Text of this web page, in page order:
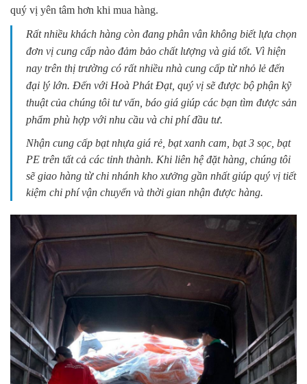
quý vị yên tâm hơn khi mua hàng.
Rất nhiều khách hàng còn đang phân vân không biết lựa chọn
đơn vị cung cấp nào đảm bảo chất lượng và giá tốt. Vì hiện
nay trên thị trường có rất nhiều nhà cung cấp từ nhỏ lẻ đến
đại lý lớn. Đến với Hoà Phát Đạt, quý vị sẽ được bộ phận kỹ
thuật của chúng tôi tư vấn, báo giá giúp các bạn tìm được sản
phẩm phù hợp với nhu cầu và chi phí đầu tư.
Nhận cung cấp bạt nhựa giá rẻ, bạt xanh cam, bạt 3 sọc, bạt
PE trên tất cả các tỉnh thành. Khi liên hệ đặt hàng, chúng tôi
sẽ giao hàng từ chi nhánh kho xưởng gần nhất giúp quý vị tiết
kiệm chi phí vận chuyển và thời gian nhận được hàng.